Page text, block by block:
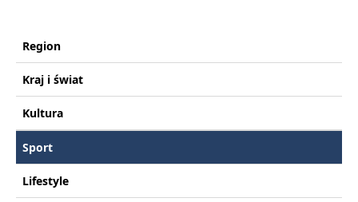
Region
Kraj i świat
Kultura
Sport
Lifestyle